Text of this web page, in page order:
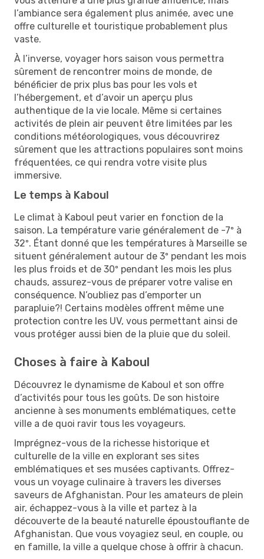
l’ambiance sera également plus animée, avec une
offre culturelle et touristique probablement plus
vaste.
À l’inverse, voyager hors saison vous permettra
sûrement de rencontrer moins de monde, de
bénéficier de prix plus bas pour les vols et
l’hébergement, et d’avoir un aperçu plus
authentique de la vie locale. Même si certaines
activités de plein air peuvent être limitées par les
conditions météorologiques, vous découvrirez
sûrement que les attractions populaires sont moins
fréquentées, ce qui rendra votre visite plus
immersive.
Le temps à Kaboul
Le climat à Kaboul peut varier en fonction de la
saison. La température varie généralement de -7º à
32º. Étant donné que les températures à Marseille se
situent généralement autour de 3º pendant les mois
les plus froids et de 30º pendant les mois les plus
chauds, assurez-vous de préparer votre valise en
conséquence. N’oubliez pas d’emporter un
parapluie?! Certains modèles offrent même une
protection contre les UV, vous permettant ainsi de
vous protéger aussi bien de la pluie que du soleil.
Choses à faire à Kaboul
Découvrez le dynamisme de Kaboul et son offre
d’activités pour tous les goûts. De son histoire
ancienne à ses monuments emblématiques, cette
ville a de quoi ravir tous les voyageurs.
Imprégnez-vous de la richesse historique et
culturelle de la ville en explorant ses sites
emblématiques et ses musées captivants. Offrez-
vous un voyage culinaire à travers les diverses
saveurs de Afghanistan. Pour les amateurs de plein
air, échappez-vous à la ville et partez à la
découverte de la beauté naturelle époustouflante de
Afghanistan. Que vous voyagiez seul, en couple, ou
en famille, la ville a quelque chose à offrir à chacun.